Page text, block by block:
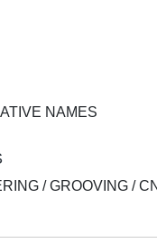
NAMES
/ GROOVING /